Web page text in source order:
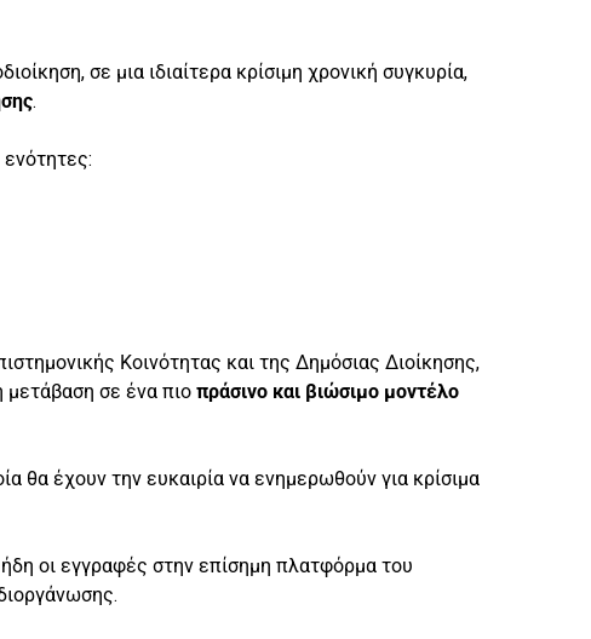
σε μια ιδιαίτερα κρίσιμη χρονική συγκυρία,
.
Κοινότητας και της Δημόσιας Διοίκησης,
μετάβαση σε ένα πιο πράσινο και βιώσιμο μοντέλο
θα έχουν την ευκαιρία να ενημερωθούν για κρίσιμα
οι εγγραφές στην επίσημη πλατφόρμα του